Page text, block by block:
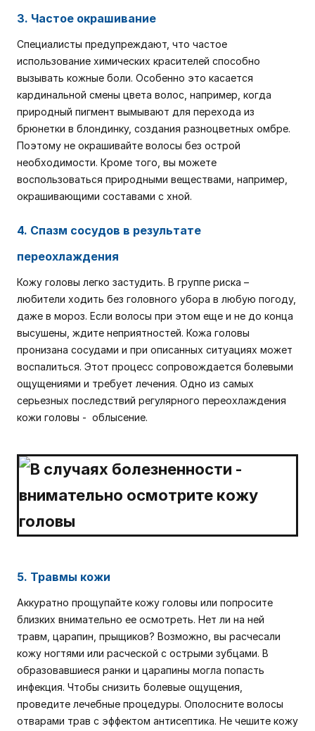
3. Частое окрашивание
Специалисты предупреждают, что частое
использование химических красителей способно
вызывать кожные боли. Особенно это касается
кардинальной смены цвета волос, например, когда
природный пигмент вымывают для перехода из
брюнетки в блондинку, создания разноцветных омбре.
Поэтому не окрашивайте волосы без острой
необходимости. Кроме того, вы можете
воспользоваться природными веществами, например,
окрашивающими составами с хной.
4. Спазм сосудов в результате
переохлаждения
Кожу головы легко застудить. В группе риска –
любители ходить без головного убора в любую погоду,
даже в мороз. Если волосы при этом еще и не до конца
высушены, ждите неприятностей. Кожа головы
пронизана сосудами и при описанных ситуациях может
воспалиться. Этот процесс сопровождается болевыми
ощущениями и требует лечения. Одно из самых
серьезных последствий регулярного переохлаждения
кожи головы - облысение.
5. Травмы кожи
Аккуратно прощупайте кожу головы или попросите
близких внимательно ее осмотреть. Нет ли на ней
травм, царапин, прыщиков? Возможно, вы расчесали
кожу ногтями или расческой с острыми зубцами. В
образовавшиеся ранки и царапины могла попасть
инфекция. Чтобы снизить болевые ощущения,
проведите лечебные процедуры. Ополосните волосы
отварами трав с эффектом антисептика. Не чешите кожу